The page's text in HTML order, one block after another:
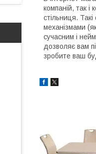
компаній, так і
стільниця.
механізмами
сучасним і
дозволяє вам
зробите ваш